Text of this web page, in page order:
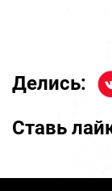
Делись:
Ставь